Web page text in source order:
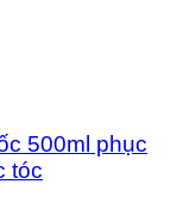
500ml phục
tóc